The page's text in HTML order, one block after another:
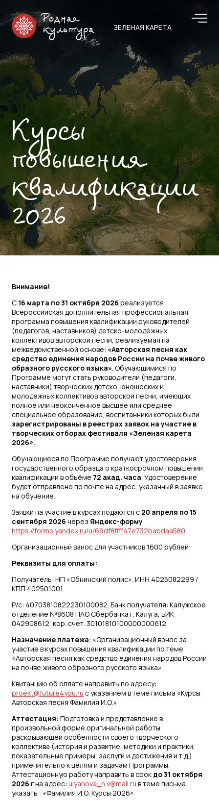
Родная
культура
ЗЕЛЕНАЯ КАРЕТА
Курсы
повышения
квалификации
2026
Внимание!
С 16 марта по 31 октября 2026 реализуется
Всероссийская дополнительная профессиональная
программа повышения квалификации руководителей
(педагогов, наставников) детско-молодёжных
коллективов авторской песни, реализуемая на
межведомственной основе: «Авторская песня как
средство единения народов России на почве живого
образного русского языка». Обучающимися по
Программе могут стать руководители (педагоги,
наставники) творческих детско-юношеских и
молодёжных коллективов авторской песни, имеющих
полное или неоконченное высшее или среднее
специальное образование, воспитанники которых были
зарегистрированы в реестрах заявок на участие в
творческих отборах фестиваля «Зеленая карета
2026».
Обучающиеся по Программе получают удостоверения
государственного образца о краткосрочном повышении
квалификации в объёме 72 акад. часа. Удостоверение
будет отправлено по почте на адрес, указанный в заявке
на обучение.
Заявки на участие в курсах подаются с 20 апреля по 15
сентября 2026 через Яндекс-форму
https://forms.yandex.ru/u/69df8ffff47e732babdaa580
Организационный взнос для участников 1600 рублей
Реквизиты для оплаты:
Получатель: НП «Обнинский полис». ИНН 4025082299 /
КПП 402501001
Р/с: 40703810822230100082. Банк получателя: Калужское
отделение №8608 ПАО Сбербанка г. Калуга, БИК
042908612, кор. счет. 30101810100000000612
Назначение платежа: «Организационный взнос за
участие в курсах повышения квалификации по теме
«Авторская песня как средство единения народов России
на почве живого образного русского языка»
Квитанцию об оплате направить по адресу:
proekt@future4you.ru с указанием в теме письма «Курсы
Авторская песня Фамилия И.О.»
Аттестация: Подготовка и представление в
произвольной форме оригинальной работы,
раскрывающей особенности своего творческого
коллектива (история и развитие, методики и практики,
показательные примеры, заслуги и достижения и т.д.)
применительно к целям и задачам Программы.
Аттестационную работу направить в срок до 31 октября
2026 г на адрес: ulyanova_n.v@mail.ru в теме письма
указать : «Фамилия И.О. Курсы 2026»